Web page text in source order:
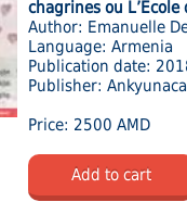
chagrines ou L’École
Author: Emanuelle
Language: Armenia
Publication date:
Publisher:
Price: 2500 AMD
Add to cart